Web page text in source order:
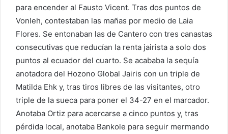
para encender al Fausto Vicent. Tras dos puntos de
Vonleh, contestaban las mañas por medio de Laia
Flores. Se entonaban las de Cantero con tres canastas
consecutivas que reducían la renta jairista a solo dos
puntos al ecuador del cuarto. Se acababa la sequía
anotadora del Hozono Global Jairis con un triple de
Matilda Ehk y, tras tiros libres de las visitantes, otro
triple de la sueca para poner el 34-27 en el marcador.
Anotaba Ortiz para acercarse a cinco puntos y, tras
pérdida local, anotaba Bankole para seguir mermando